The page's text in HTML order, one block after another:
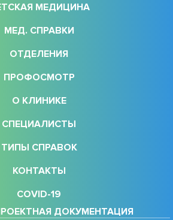
МЕДИЦИНА
МЕД. СПРАВКИ
ОТДЕЛЕНИЯ
ПРОФОСМОТР
О КЛИНИКЕ
СПЕЦИАЛИСТЫ
ТИПЫ СПРАВОК
КОНТАКТЫ
COVID-19
ДОКУМЕНТАЦИЯ